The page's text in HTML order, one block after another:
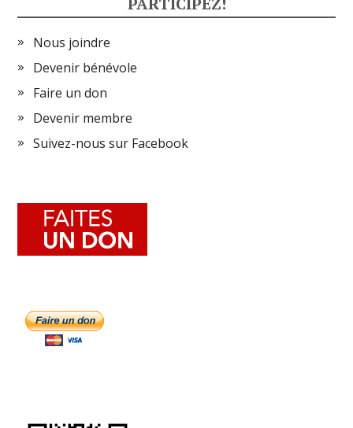
Nous joindre
Devenir bénévole
Faire un don
Devenir membre
Suivez-nous sur Facebook